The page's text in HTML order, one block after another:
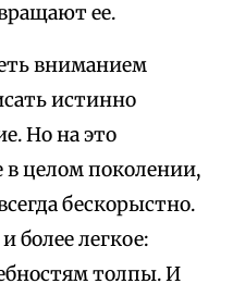
ее.
вниманием
истинно
Но на это
целом поколении,
бескорыстно.
более легкое:
толпы. И